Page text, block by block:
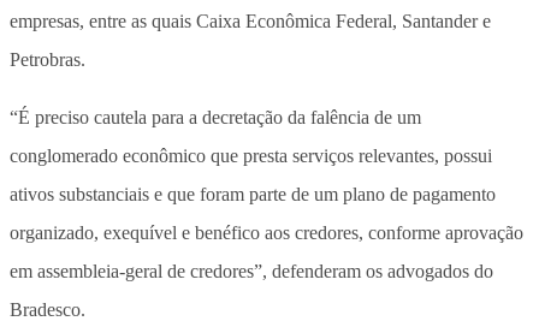
empresas, entre as quais Caixa Econômica Federal, Santander e
Petrobras.
“É preciso cautela para a decretação da falência de um
conglomerado econômico que presta serviços relevantes, possui
ativos substanciais e que foram parte de um plano de pagamento
organizado, exequível e benéfico aos credores, conforme aprovação
em assembleia-geral de credores”, defenderam os advogados do
Bradesco.